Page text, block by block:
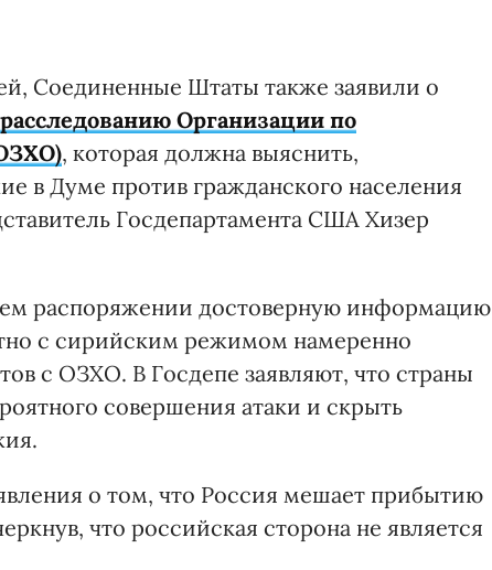
Соединенные Штаты также заявили о
расследованию Организации по
, которая должна выяснить,
в Думе против гражданского населения
Госдепартамента США Хизер
распоряжении достоверную информацию
с сирийским режимом намеренно
с ОЗХО. В Госдепе заявляют, что страны
совершения атаки и скрыть
о том, что Россия мешает прибытию
что российская сторона не является